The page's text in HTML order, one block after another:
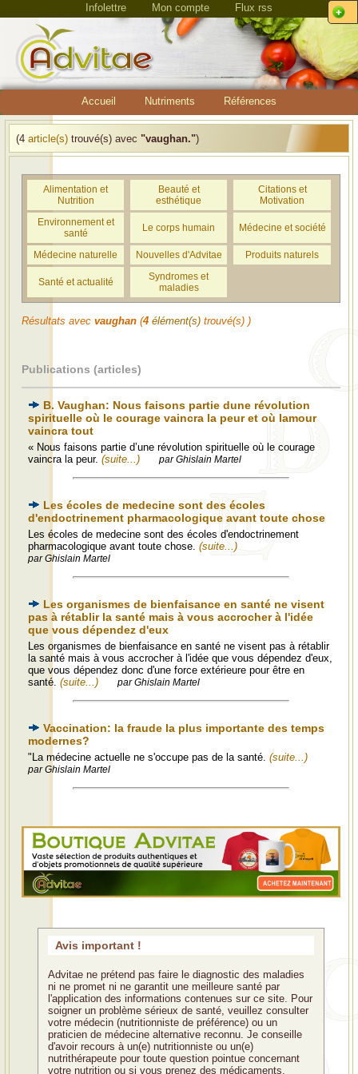
Infolettre Mon compte Flux rss
Accueil Nutriments Références
(4 article(s) trouvé(s) avec "vaughan.")
Alimentation et
Nutrition
Beauté et
esthétique
Citations et
Motivation
Environnement et
santé
Le corps humain Médecine et société
Médecine naturelle Nouvelles d'Advitae Produits naturels
Santé et actualité
Syndromes et
maladies
Résultats avec vaughan (4 élément(s) trouvé(s) )
Publications (articles)
B. Vaughan: Nous faisons partie dune révolution
spirituelle où le courage vaincra la peur et où lamour
vaincra tout
« Nous faisons partie d’une révolution spirituelle où le courage
vaincra la peur. (suite...) par Ghislain Martel
Les écoles de medecine sont des écoles
d'endoctrinement pharmacologique avant toute chose
Les écoles de medecine sont des écoles d'endoctrinement
pharmacologique avant toute chose. (suite...)
par Ghislain Martel
Les organismes de bienfaisance en santé ne visent
pas à rétablir la santé mais à vous accrocher à l'idée
que vous dépendez d'eux
Les organismes de bienfaisance en santé ne visent pas à rétablir
la santé mais à vous accrocher à l'idée que vous dépendez d'eux,
que vous dépendez donc d'une force extérieure pour être en
santé. (suite...) par Ghislain Martel
Vaccination: la fraude la plus importante des temps
modernes?
"La médecine actuelle ne s'occupe pas de la santé. (suite...)
par Ghislain Martel
Avis important !
Advitae ne prétend pas faire le diagnostic des maladies
ni ne promet ni ne garantit une meilleure santé par
l'application des informations contenues sur ce site. Pour
soigner un problème sérieux de santé, veuillez consulter
votre médecin (nutritionniste de préférence) ou un
praticien de médecine alternative reconnu. Je conseille
d'avoir recours à un(e) nutritionniste ou un(e)
nutrithérapeute pour toute question pointue concernant
votre nutrition ou si vous prenez des médicaments.